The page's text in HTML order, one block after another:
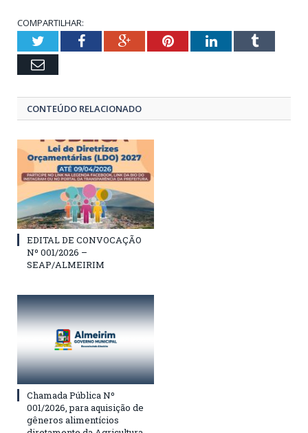
COMPARTILHAR:
TwitterFacebookGoogle+PinterestLinkedInTumblr
Email
CONTEÚDO RELACIONADO
EDITAL DE CONVOCAÇÃO
Nº 001/2026 –
SEAP/ALMEIRIM
Chamada Pública Nº
001/2026, para aquisição de
gêneros alimentícios